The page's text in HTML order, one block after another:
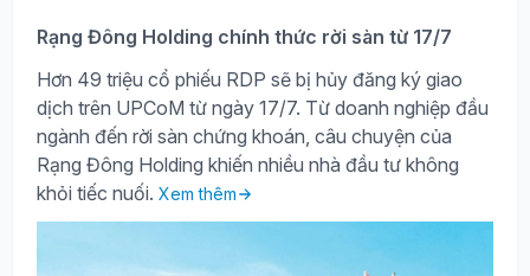
Rạng Đông Holding chính thức rời sàn từ 17/7
Hơn 49 triệu cổ phiếu RDP sẽ bị hủy đăng ký giao
dịch trên UPCoM từ ngày 17/7. Từ doanh nghiệp đầu
ngành đến rời sàn chứng khoán, câu chuyện của
Rạng Đông Holding khiến nhiều nhà đầu tư không
khỏi tiếc nuối. Xem thêm